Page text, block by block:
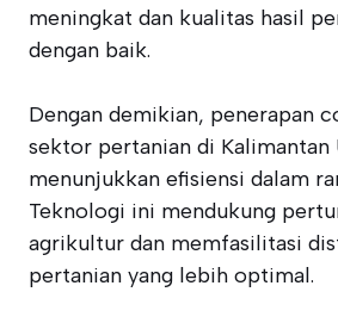
meningkat dan kualitas hasil
dengan baik.
Dengan demikian, penerapan
sektor pertanian di Kalimantan
menunjukkan efisiensi dalam
Teknologi ini mendukung
agrikultur dan memfasilitasi
pertanian yang lebih optimal.